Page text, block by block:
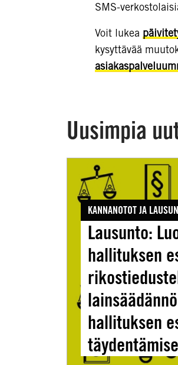
SMS-
Voit lukea
kysyttävää
Uusimpia
Lausunto:
Luonnos
hallituksen
esitykseksi
rikostiedustelua
koskevaksi
lainsäädännöksi
annetun
hallituksen
esityksen
täydentämisestä
KANNANOTOT JA
Lausunto:
hallituksen
hallituksen